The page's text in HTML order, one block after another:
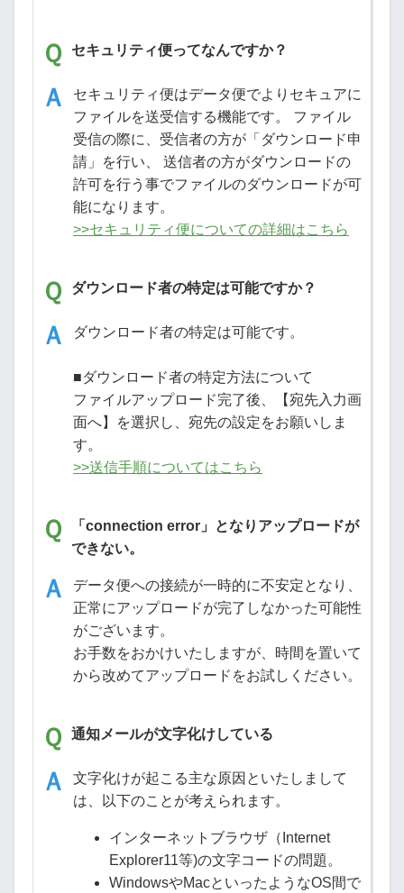
セキュリティ便ってなんですか？
セキュリティ便はデータ便でよりセキュアに
ファイルを送受信する機能です。 ファイル
受信の際に、受信者の方が「ダウンロード申
請」を行い、 送信者の方がダウンロードの
許可を行う事でファイルのダウンロードが可
能になります。
>>セキュリティ便についての詳細はこちら
ダウンロード者の特定は可能ですか？
ダウンロード者の特定は可能です。
■ダウンロード者の特定方法について
ファイルアップロード完了後、【宛先入力画
面へ】を選択し、宛先の設定をお願いしま
す。
>>送信手順についてはこちら
「connection error」となりアップロードが
できない。
データ便への接続が一時的に不安定となり、
正常にアップロードが完了しなかった可能性
がございます。
お手数をおかけいたしますが、時間を置いて
から改めてアップロードをお試しください。
通知メールが文字化けしている
文字化けが起こる主な原因といたしまして
は、以下のことが考えられます。
インターネットブラウザ（Internet
Explorer11等)の文字コードの問題。
WindowsやMacといったようなOS間で